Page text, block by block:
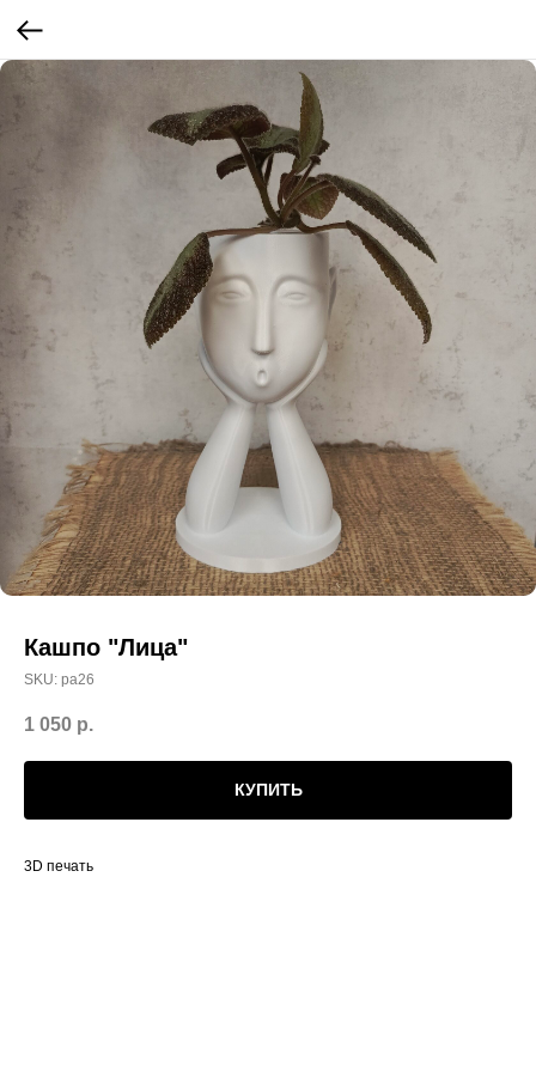
Кашпо "Лица"
SKU: ра26
1 050 р.
КУПИТЬ
3D печать